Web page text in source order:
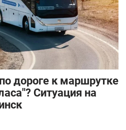
дороге к маршрутке
Ситуация на